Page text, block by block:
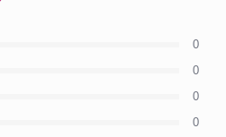
0
0
0
0